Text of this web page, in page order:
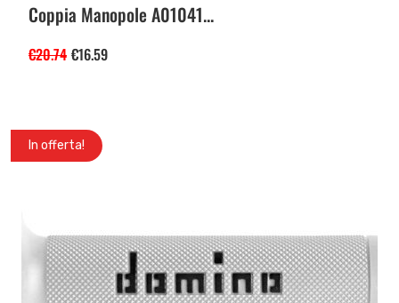
Coppia Manopole A01041...
€20.74 €16.59
In offerta!